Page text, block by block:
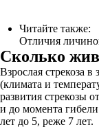
Читайте также:
Отличия
Сколько
Взрослая стрекоза
(климата и
развития стрекозы
и до момента
лет до 5, реже 7 лет.